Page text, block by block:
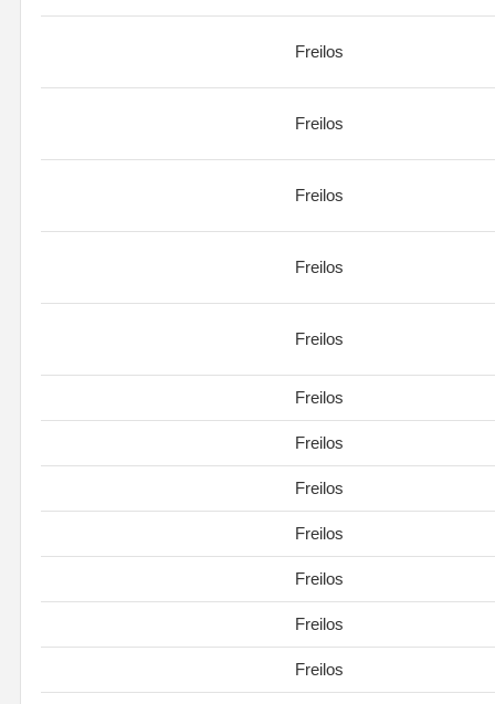
Freilos
Freilos
Freilos
Freilos
Freilos
Freilos
Freilos
Freilos
Freilos
Freilos
Freilos
Freilos